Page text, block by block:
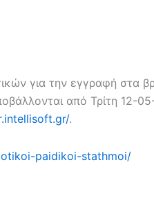
για την εγγραφή στα
από Τρίτη 12-
.
paidikoi-stathmoi/